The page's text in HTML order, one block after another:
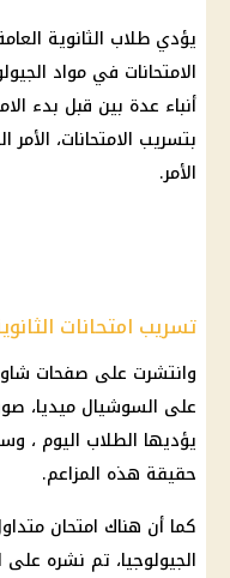
الامتحانات في مواد
أنباء عدة بين قبل بدء
بتسريب الامتحانات،
الأمر.
تسريب امتحانات
وانتشرت على صفحات
على السوشيال ميديا،
يؤديها الطلاب اليوم ،
حقيقة هذه المزاعم.
كما أن هناك امتحان
الجيولوجيا، تم نشره على